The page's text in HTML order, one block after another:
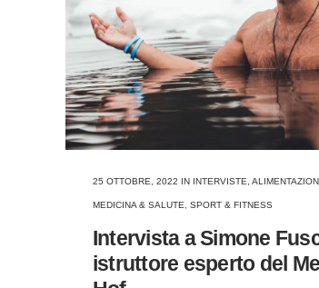
25 OTTOBRE, 2022 IN INTERVISTE
MEDICINA & SALUTE SPORT & FITNESS
Intervista a Simone
istruttore esperto del